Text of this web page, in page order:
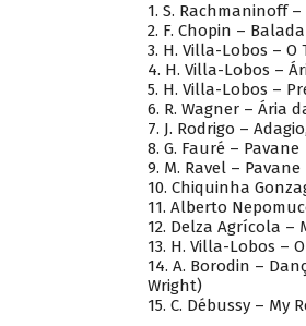
1. S. Rachmaninoff –
2. F. Chopin –
3. H. Villa-Lobos –
4. H. Villa-Lobos –
5. H. Villa-Lobos –
6. R. Wagner – Ária
7. J. Rodrigo –
8. G. Fauré – Pavane
9. M. Ravel – Pavane
10. Chiquinha
11. Alberto
12. Delza Agrícola –
13. H. Villa-Lobos –
14. A. Borodin –
Wright)
15. C. Débussy – My